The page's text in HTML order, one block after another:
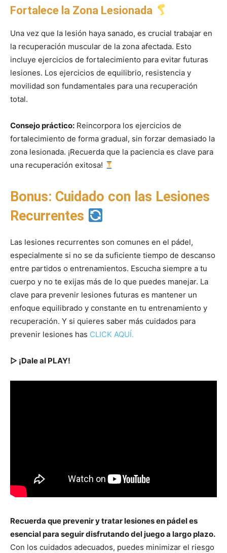
Fortalece la Zona Lesionada
Una vez que la lesión haya sanado, es crucial trabajar en
la recuperación muscular de la zona afectada. Esto
incluye ejercicios de fortalecimiento para evitar futuras
lesiones. Los ejercicios de equilibrio, resistencia y
movilidad son fundamentales para una recuperación
total.
Consejo práctico: Reincorpora los ejercicios de
fortalecimiento de forma gradual, sin forzar demasiado la
zona lesionada. ¡Recuerda que la paciencia es clave para
una recuperación exitosa!
Bonus: Cuidado con las Lesiones
Recurrentes
Las lesiones recurrentes son comunes en el pádel,
especialmente si no se da suficiente tiempo de descanso
entre partidos o entrenamientos. Escucha siempre a tu
cuerpo y no te exijas más de lo que puedes manejar. La
clave para prevenir lesiones futuras es mantener un
enfoque equilibrado y constante en tu entrenamiento y
recuperación. Y si quieres saber más cuidados para
prevenir lesiones has CLICK AQUÍ.
▷ ¡Dale al PLAY!
Recuerda que prevenir y tratar lesiones en pádel es
esencial para seguir disfrutando del juego a largo plazo.
Con los cuidados adecuados, puedes minimizar el riesgo